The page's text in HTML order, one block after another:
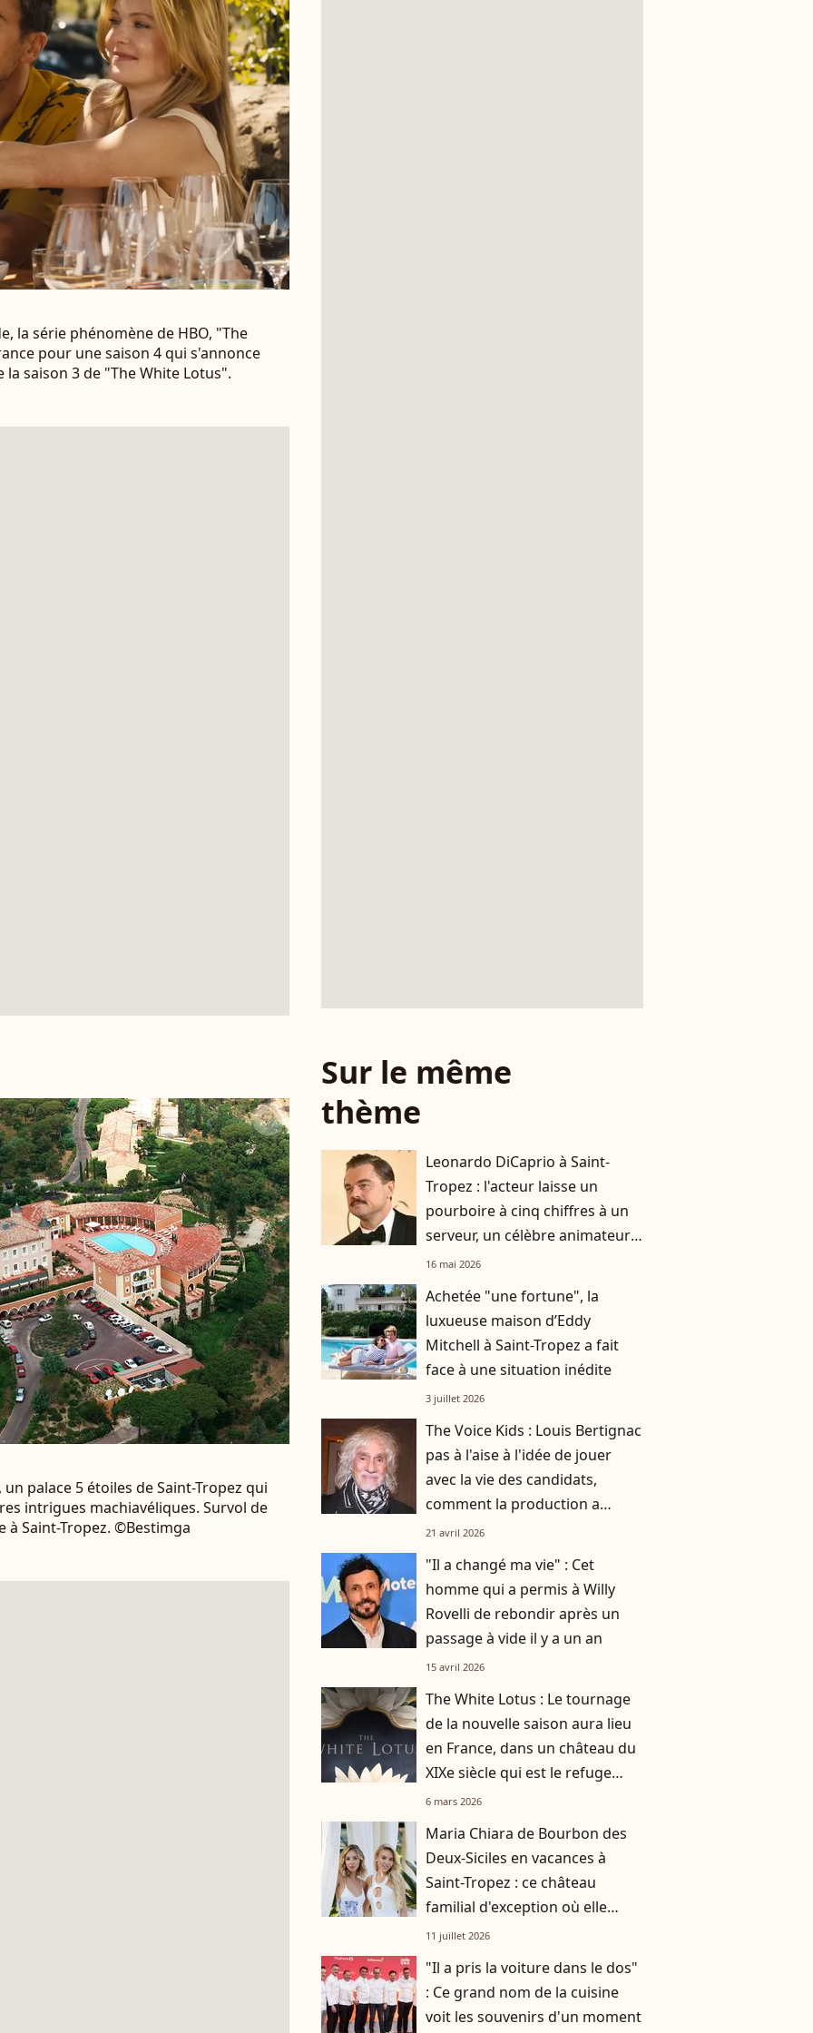
la série phénomène de HBO, "The
pour une saison 4 qui s'annonce
saison 3 de "The White Lotus".
palace 5 étoiles de Saint-Tropez qui
intrigues machiavéliques. Survol de
à Saint-Tropez. ©Bestimga
Sur le même
thème
Leonardo DiCaprio à Saint-
Tropez : l'acteur laisse un
pourboire à cinq chiffres à un
serveur, un célèbre animateur
raconte
16 mai 2026
Achetée "une fortune", la
luxueuse maison d’Eddy
Mitchell à Saint-Tropez a fait
face à une situation inédite
3 juillet 2026
The Voice Kids : Louis Bertignac
pas à l'aise à l'idée de jouer
avec la vie des candidats,
comment la production a
réussi à le faire rempiler
21 avril 2026
"Il a changé ma vie" : Cet
homme qui a permis à Willy
Rovelli de rebondir après un
passage à vide il y a un an
15 avril 2026
The White Lotus : Le tournage
de la nouvelle saison aura lieu
en France, dans un château du
XIXe siècle qui est le refuge
doré des célébrités et des
6 mars 2026
Maria Chiara de Bourbon des
Deux-Siciles en vacances à
Saint-Tropez : ce château
familial d'exception où elle
profite pleinement de l'été
11 juillet 2026
"Il a pris la voiture dans le dos"
: Ce grand nom de la cuisine
voit les souvenirs d'un moment